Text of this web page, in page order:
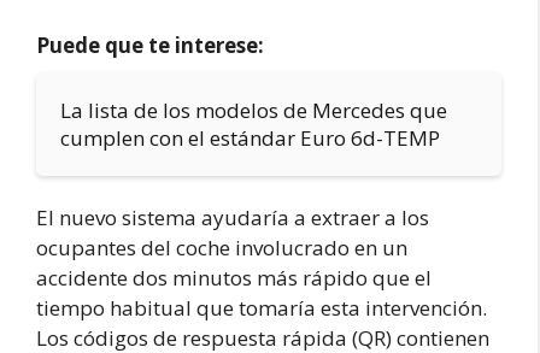
Puede que te interese:
La lista de los modelos de Mercedes que
cumplen con el estándar Euro 6d-TEMP
El nuevo sistema ayudaría a extraer a los
ocupantes del coche involucrado en un
accidente dos minutos más rápido que el
tiempo habitual que tomaría esta intervención.
Los códigos de respuesta rápida (QR) contienen